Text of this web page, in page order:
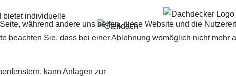
bietet individuelle
kann Anlagen zur
während andere uns helfen, diese Website und die
beachten Sie, dass bei einer Ablehnung womöglich nicht mehr